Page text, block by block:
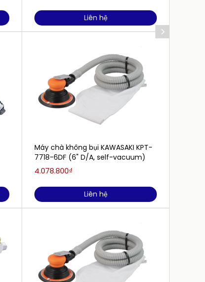
Liên hệ
Máy chà không bụi KAWASAKI KPT-
7718-6DF (6" D/A, self-vacuum)
4.078.800₫
Liên hệ